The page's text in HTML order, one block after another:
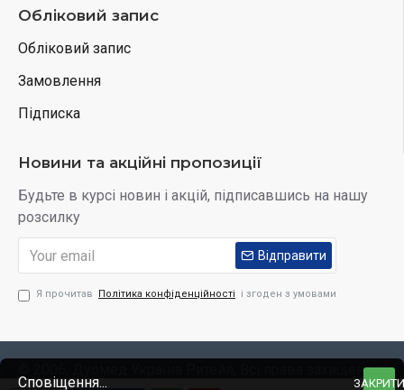
Обліковий запис
Обліковий запис
Замовлення
Підписка
Новини та акційні пропозиції
Будьте в курсі новин і акцій, підписавшись на нашу
розсилку
Відправити
Я прочитав Політика конфіденційності і згоден з умовами
© 2006, Дуомед Україна Ритейл, Всі права захищено
ЗАКРИТИ
Сповіщення...